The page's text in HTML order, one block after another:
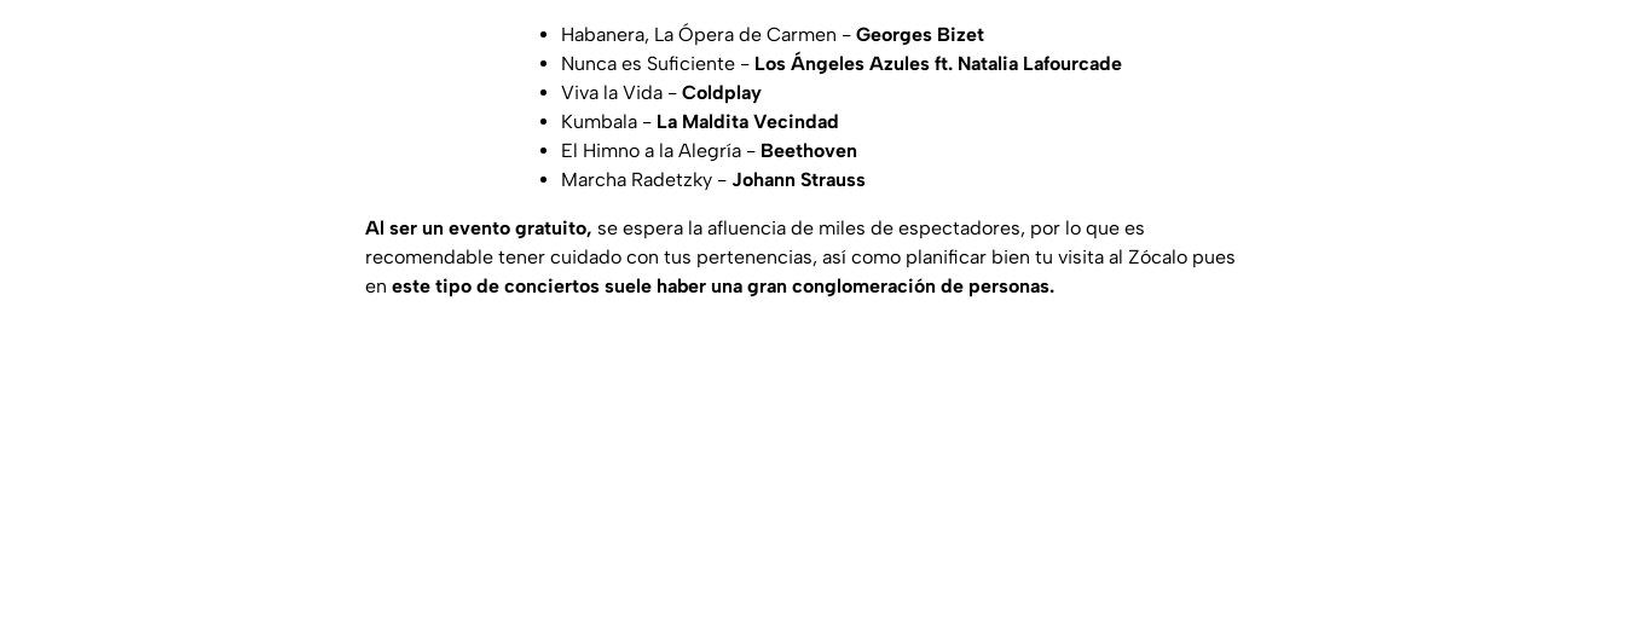
Habanera, La Ópera de Carmen - Georges Bizet
Nunca es Suficiente - Los Ángeles Azules ft. Natalia Lafourcade
Viva la Vida - Coldplay
Kumbala - La Maldita Vecindad
El Himno a la Alegría - Beethoven
Marcha Radetzky - Johann Strauss
Al ser un evento gratuito, se espera la afluencia de miles de espectadores, por lo que es
recomendable tener cuidado con tus pertenencias, así como planificar bien tu visita al Zócalo pues
en este tipo de conciertos suele haber una gran conglomeración de personas.